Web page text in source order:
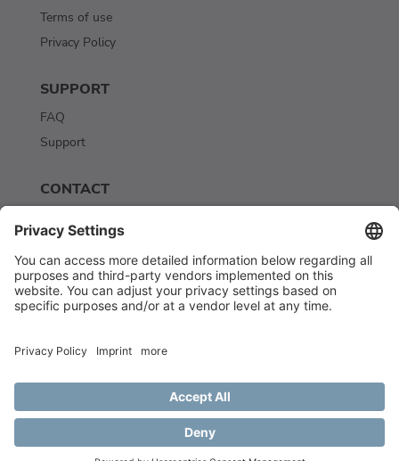
Terms of use
Privacy Policy
SUPPORT
FAQ
Support
CONTACT
Newsletter
© Scriptbakery AI. All rights reserved. MMXXIII